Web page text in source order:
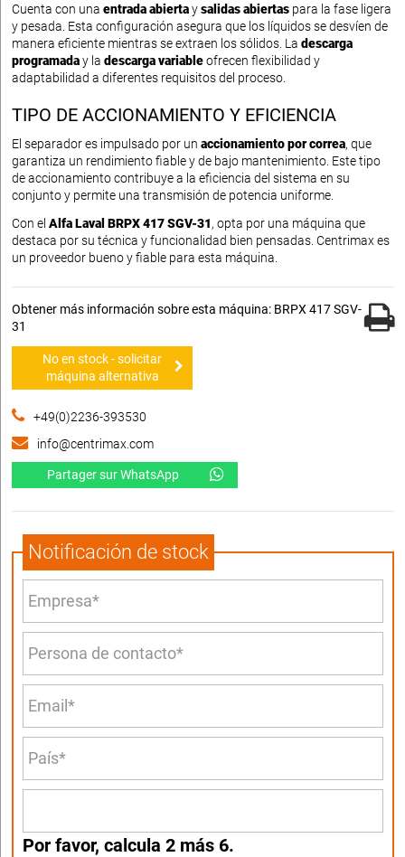
Cuenta con una entrada abiertaysalidas abiertas para la fase ligera
y pesada. Esta configuración asegura que los líquidos se desvíen de
manera eficiente mientras se extraen los sólidos. La descarga
programaday la descarga variableofrecen flexibilidad y
adaptabilidad a diferentes requisitos del proceso.
TIPO DE ACCIONAMIENTO Y EFICIENCIA
El separador es impulsado por un accionamiento por correa, que
garantiza un rendimiento fiable y de bajo mantenimiento. Este tipo
de accionamiento contribuye a la eficiencia del sistema en su
conjunto y permite una transmisión de potencia uniforme.
Con el Alfa Laval BRPX 417 SGV-31, opta por una máquina que
destaca por su técnica y funcionalidad bien pensadas. Centrimax es
un proveedor bueno y fiable para esta máquina.
Obtener más información sobre esta máquina: BRPX 417 SGV-
31
No en stock - solicitar
máquina alternativa
+49(0)2236-393530
info@centrimax.com
Partager sur WhatsApp
Notificación de stock
Por favor, calcula 2 más 6.